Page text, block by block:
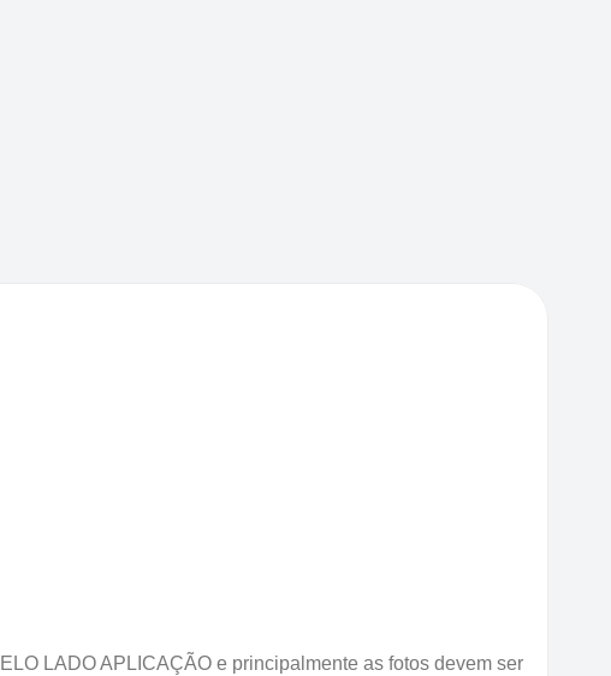
LADO APLICAÇÃO e principalmente as fotos devem ser